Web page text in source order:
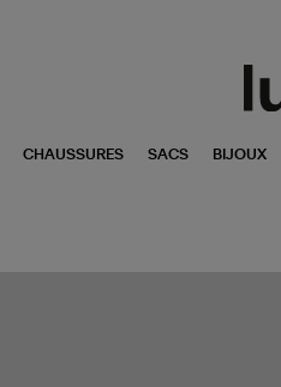
CHAUSSURES SACS BIJOUX